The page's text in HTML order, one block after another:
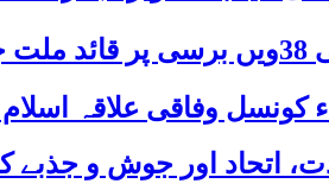
کونسل وفاقی علاقہ